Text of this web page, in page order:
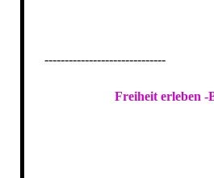
------------------------------
Freiheit erleben -